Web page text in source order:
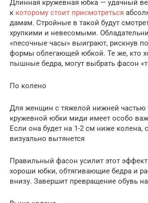
Длинная кружевная юбка — удачный
к которому стоит присмотреться
дамам. Стройные в такой будут
хрупкими и невесомыми.
«песочные часы» выиграют, рискнув
формы облегающей юбкой. Те же, кто
пышные бедра, могут выбрать фасон
По колено
Для женщин с тяжелой нижней частью
кружевной юбки миди имеет особо
Если она будет на 1-2 см ниже колена,
визуально вытянется
Правильный фасон усилит этот
хороши юбки, обтягивающие бедра и
внизу. Завершит превращение обувь